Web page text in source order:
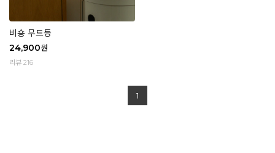
비숑 무드등
24,900원
리뷰 216
1